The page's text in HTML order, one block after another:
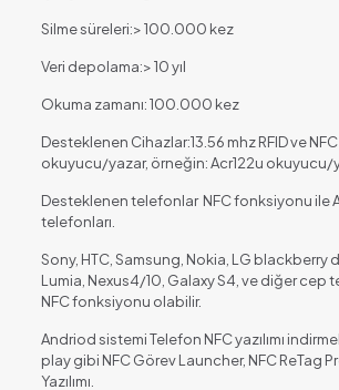
Silme süreleri:> 100.000 kez
Veri depolama:> 10 yıl
Okuma zamanı: 100.000 kez
Desteklenen Cihazlar:13.56 mhz RFID ve
okuyucu/yazar, örneğin: Acr122u okuyucu/
Desteklenen telefonlar NFC fonksiyonu ile
telefonları.
Sony, HTC, Samsung, Nokia, LG blackberry
Lumia, Nexus4/10, Galaxy S4, ve diğer cep
NFC fonksiyonu olabilir.
Andriod sistemi Telefon NFC yazılımı
play gibi NFC Görev Launcher, NFC ReTag
Yazılımı.